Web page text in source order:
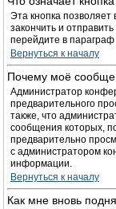
Эта кнопка позволяет
закончить и
перейдите в
Вернуться к началу
Почему моё
Администратор
предварительного
также, что
сообщения которых,
предварительно
с администратором
информации.
Вернуться к началу
Как мне вновь